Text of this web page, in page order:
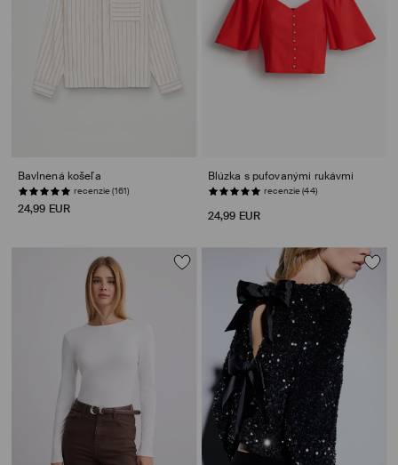
Bavlnená košeľa
recenzie (161)
24,99 EUR
Blúzka s pufovanými rukávmi
POSLEDNÉ KUSY
24,99 EUR